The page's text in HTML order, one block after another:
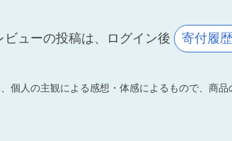
ビューの投稿は、ログイン後 寄付履歴
個人の主観による感想・体感によるもので、商品